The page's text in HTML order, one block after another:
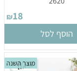
₪18
הוסף לסל
מוצר השנה